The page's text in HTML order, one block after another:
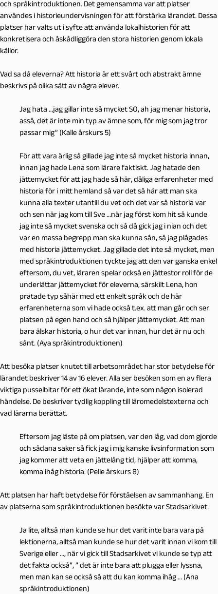
och språkintroduktionen. Det gemensamma var att platser
användes i historieundervisningen för att förstärka lärandet. Dessa
platser har valts ut i syfte att använda lokalhistorien för att
konkretisera och åskådliggöra den stora historien genom lokala
källor.
Vad sa då eleverna? Att historia är ett svårt och abstrakt ämne
beskrivs på olika sätt av några elever.
Jag hata …jag gillar inte så mycket SO, ah jag menar historia,
asså, det är inte min typ av ämne som, för mig som jag tror
passar mig” (Kalle årskurs 5)
För att vara ärlig så gillade jag inte så mycket historia innan,
innan jag hade Lena som lärare faktiskt. Jag hatade den
jättemycket för att jag hade så här, dåliga erfarenheter med
historia för i mitt hemland så var det så här att man ska
kunna alla texter utantill du vet och det var så historia var
och sen när jag kom till Sve …när jag först kom hit så kunde
jag inte så mycket svenska och så då gick jag i nian och det
var en massa begrepp man ska kunna sån, så jag plågades
med historia jättemycket. Jag gillade det inte så mycket, men
med språkintroduktionen tyckte jag att den var ganska enkel
eftersom, du vet, läraren spelar också en jättestor roll för de
underlättar jättemycket för eleverna, särskilt Lena, hon
pratade typ såhär med ett enkelt språk och de här
erfarenheterna som vi hade också t.ex. att man går och ser
platsen på egen hand och så hjälper jättemycket. Att man
bara älskar historia, o hur det var innan, hur det är nu och
sånt. (Aya språkintroduktionen)
Att besöka platser knutet till arbetsområdet har stor betydelse för
lärandet beskriver 14 av 16 elever. Alla ser besöken som en av flera
viktiga pusselbitar för ett ökat lärande, inte som någon isolerad
händelse. De beskriver tydlig koppling till läromedelstexterna och
vad lärarna berättat.
Eftersom jag läste på om platsen, var den låg, vad dom gjorde
och sådana saker så fick jag i mig kanske livsinformation som
jag kommer att veta en jättelång tid, hjälper att komma,
komma ihåg historia. (Pelle årskurs 8)
Att platsen har haft betydelse för förståelsen av sammanhang. En
av platserna som språkintroduktionen besökte var Stadsarkivet.
Ja lite, alltså man kunde se hur det varit inte bara vara på
lektionerna, alltså man kunde se hur det varit innan vi kom till
Sverige eller …, när vi gick till Stadsarkivet vi kunde se typ att
det fakta också”, ” det är inte bara att plugga eller lyssna,
men man kan se också så att du kan komma ihåg … (Ana
språkintroduktionen)